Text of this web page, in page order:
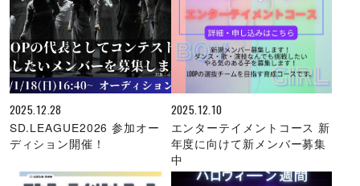
2025.12.28
SD.LEAGUE2026 参加オー
ディション開催！
2025.12.10
エンターテイメントコース 新
年度に向けて新メンバー募集
中